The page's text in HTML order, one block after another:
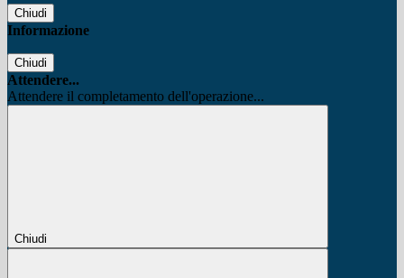
Chiudi
Informazione
Chiudi
Attendere...
Attendere il completamento dell'operazione...
Chiudi